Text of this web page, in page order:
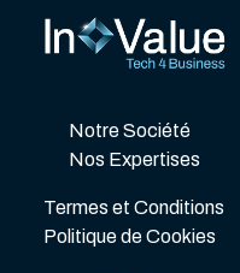
Notre Société
Nos Expertises
Termes et Conditions
Politique de Cookies